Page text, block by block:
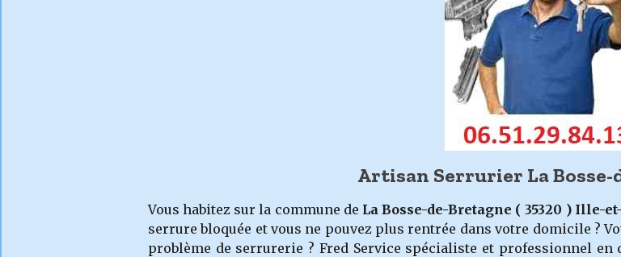
Artisan Serrurier La Bosse-
Vous habitez sur la commune de La Bosse-de-Bretagne ( 35320 ) Ille-
serrure bloquée et vous ne pouvez plus rentrée dans votre domicile ?
problème de serrurerie ? Fred Service spécialiste et professionnel